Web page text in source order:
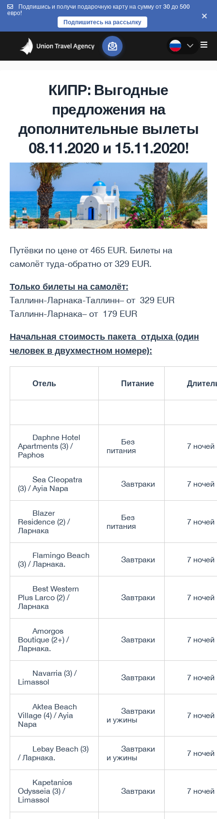
Подпишись и получи подарочную карту на сумму от 30 до 500
евро!
Подпишитесь на рассылку
КИПР: Выгодные
предложения на
дополнительные вылеты
08.11.2020 и 15.11.2020!
Путёвки по цене от 465 EUR. Билеты на
самолёт туда-обратно от 329 EUR.
Только билеты на самолёт:
Таллинн-Ларнака-Таллинн– от 329 EUR
Таллинн-Ларнака– от 179 EUR
Начальная стоимость пакета отдыха (один
человек в двухместном номере):
Отель Питание
Daphne Hotel
Apartments (3) /
Paphos
Без
питания
7 ночей
Sea Cleopatra
(3) / Ayia Napa
Завтраки 7 ночей
Blazer
Residence (2) /
Ларнака
Без
питания
7 ночей
Flamingo Beach
(3) / Ларнака.
Завтраки 7 ночей
Best Western
Plus Larco (2) /
Ларнака
Завтраки 7 ночей
Amorgos
Boutique (2+) /
Ларнака.
Завтраки 7 ночей
Navarria (3) /
Limassol
Завтраки 7 ночей
Aktea Beach
Village (4) / Ayia
Napa
Завтраки
и ужины
7 ночей
Lebay Beach (3)
/ Ларнака.
Завтраки
и ужины
7 ночей
Kapetanios
Odysseia (3) /
Limassol
Завтраки 7 ночей